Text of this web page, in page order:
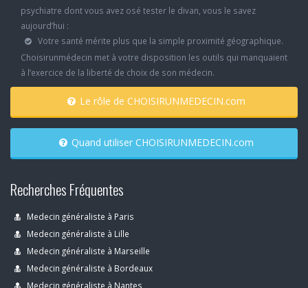
psychiatre dont vous avez osé tester le divan, vous le savez
aujourd’hui :
Votre santé mérite plus que la simple proximité géographique.
Choisirunmédecin met à votre disposition les outils qui manquaient
à l’exercice de la liberté de choix de son médecin.
Le rôle de CHOISIRUNMEDECIN.com
Quand utiliser CHOISIRUNMEDECIN.com
Recherches Fréquentes
Medecin généraliste à Paris
Medecin généraliste à Lille
Medecin généraliste à Marseille
Medecin généraliste à Bordeaux
Medecin généraliste à Nantes